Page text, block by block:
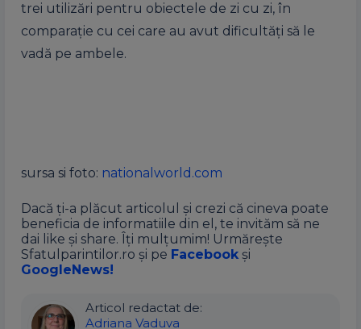
trei utilizări pentru obiectele de zi cu zi, în
comparație cu cei care au avut dificultăți să le
vadă pe ambele.
sursa si foto: nationalworld.com
Dacă ți-a plăcut articolul și crezi că cineva poate
beneficia de informatiile din el, te invităm să ne
dai like și share. Îți mulțumim! Urmărește
Sfatulparintilor.ro și pe Facebook și
GoogleNews!
Articol redactat de:
Adriana Vaduva